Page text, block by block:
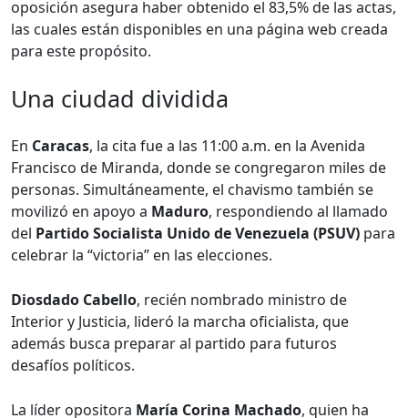
oposición asegura haber obtenido el 83,5% de las actas,
las cuales están disponibles en una página web creada
para este propósito.
Una ciudad dividida
En Caracas, la cita fue a las 11:00 a.m. en la Avenida
Francisco de Miranda, donde se congregaron miles de
personas. Simultáneamente, el chavismo también se
movilizó en apoyo a Maduro, respondiendo al llamado
del Partido Socialista Unido de Venezuela (PSUV) para
celebrar la “victoria” en las elecciones.
Diosdado Cabello, recién nombrado ministro de
Interior y Justicia, lideró la marcha oficialista, que
además busca preparar al partido para futuros
desafíos políticos.
La líder opositora María Corina Machado, quien ha